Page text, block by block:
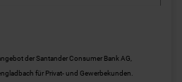
der Santander Consumer Bank AG,
für Privat- und Gewerbekunden.